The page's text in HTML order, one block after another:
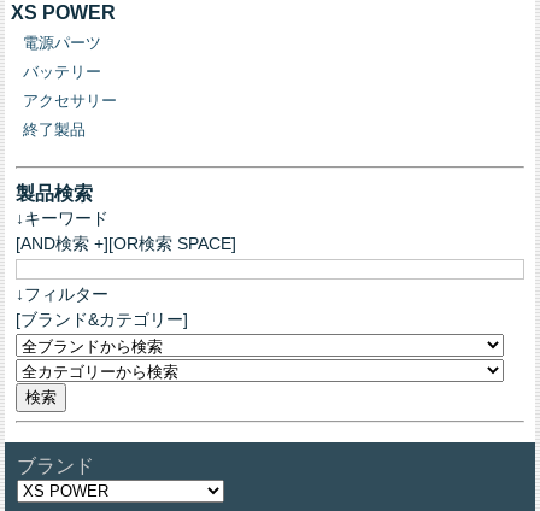
XS POWER
電源パーツ
バッテリー
アクセサリー
終了製品
製品検索
↓キーワード
[AND検索 +][OR検索 SPACE]
↓フィルター
[ブランド&カテゴリー]
ブランド